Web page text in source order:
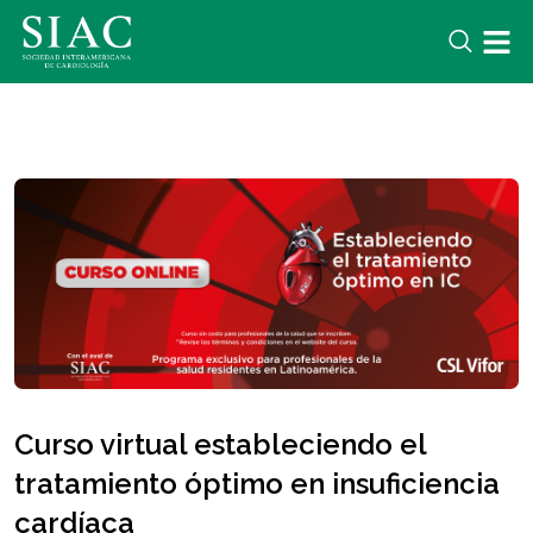
Curso virtual estableciendo el
tratamiento óptimo en insuficiencia
cardíaca